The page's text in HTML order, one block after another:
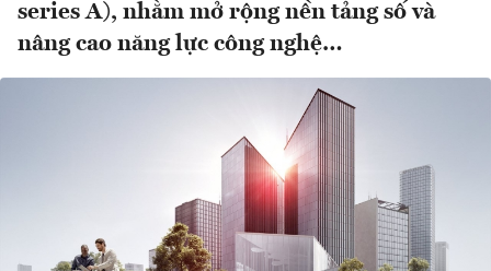
series A), nhằm mở rộng nền tảng số và
nâng cao năng lực công nghệ…